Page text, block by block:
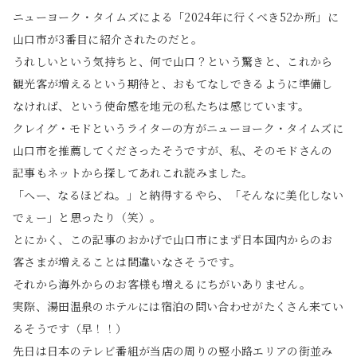
ニューヨーク・タイムズによる「2024年に行くべき52か所」に
山口市が3番目に紹介されたのだと。
うれしいという気持ちと、何で山口？という驚きと、これから
観光客が増えるという期待と、おもてなしできるように準備し
なければ、という使命感を地元の私たちは感じています。
クレイグ・モドというライターの方がニューヨーク・タイムズに
山口市を推薦してくださったそうですが、私、そのモドさんの
記事もネットから探してあれこれ読みました。
「へー、なるほどね。」と納得するやら、「そんなに美化しない
でぇー」と思ったり（笑）。
とにかく、この記事のおかげで山口市にまず日本国内からのお
客さまが増えることは間違いなさそうです。
それから海外からのお客様も増えるにちがいありません。
実際、湯田温泉のホテルには宿泊の問い合わせがたくさん来てい
るそうです（早！！）
先日は日本のテレビ番組が当店の周りの竪小路エリアの街並み